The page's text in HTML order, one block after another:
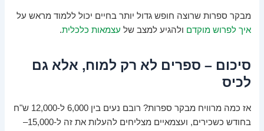
מבקר ספרות שרוצה חופש גדול יותר בחיים יכול ללמוד מראש על
איך לפרוש מוקדם ולהגיע למצב של עצמאות כלכלית.
סיכום – ספרים לא רק למוח, אלא גם
לכיס
אז כמה מרוויח מבקר ספרות? רובם נעים בין 6,000 ל-12,000 ש"ח
בחודש כשכירים, ועצמאיים מצליחים להעלות את זה ל-15,000–